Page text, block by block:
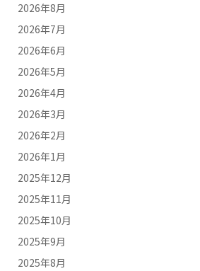
2026年8月
2026年7月
2026年6月
2026年5月
2026年4月
2026年3月
2026年2月
2026年1月
2025年12月
2025年11月
2025年10月
2025年9月
2025年8月